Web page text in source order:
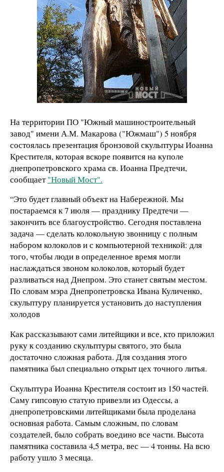
На территории ПО "Южный машиностроительный
завод" имени А.М. Макарова ("Южмаш") 5 ноября
состоялась презентация бронзовой скульптуры Иоанна
Крестителя, которая вскоре появится на куполе
днепропетровского храма св. Иоанна Предтечи,
сообщает"Новый Мост".
“Это будет главный объект на Набережной. Мы
постараемся к 7 июля — празднику Предтечи —
закончить все благоустройство. Сегодня поставлена
задача — сделать колокольную звонницус полным
набором колоколов и с компьютерной техникой: для
того,чтобы люди в определенное время могли
наслаждаться звоном колоколов, который будет
разливаться над Днепром. Это станет святым местом.
По словам мэра Днепропетровска Ивана Куличенко,
скульптуру планируется установить до наступления
холодов
Как рассказывают сами литейщики и все, кто приложил
руку к созданию скульптуры святого, это была
достаточно сложная работа. Для создания этого
памятника был специально открыт цех точного литья.
Скульптура Иоанна Крестителя состоит из 150 частей.
Саму гипсовую статую привезли из Одессы, а
днепропетровскими литейщиками была проделана
основная работа. Самым сложным, по словам
создателей, было собрать воедино все части. Высота
памятника составила 4,5 метра, вес — 4 тонны. На всю
работу ушло 3 месяца.